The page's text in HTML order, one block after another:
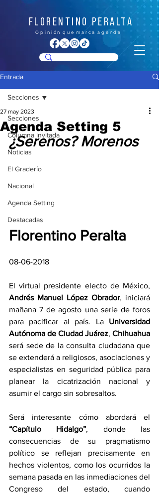
FLORENTINO PERALTA
O p i n i ó n q u e m a r c a a g e n d a
Entrada
Secciones
Columna invitada
Noticias
El Graderío
Nacional
Agenda Setting
Destacadas
Secciones
Agenda Setting 5
27 may 2023
¿Serenos? Morenos
Florentino Peralta
08-06-2018
Andrés Manuel López Obrador, iniciará
mañana 7 de agosto una serie de foros
para pacificar al país. La Universidad
Autónoma de Ciudad Juárez,
será sede de la consulta ciudadana que
se extenderá a religiosos, asociaciones y
especialistas en seguridad pública para
planear la cicatrización nacional y
asumir el cargo sin sobresaltos.
“Capítulo Hidalgo”, donde las
consecuencias de su pragmatismo
político se reflejan precisamente en
hechos violentos, como los ocurridos la
semana pasada en las inmediaciones del
Congreso del estado, cuando